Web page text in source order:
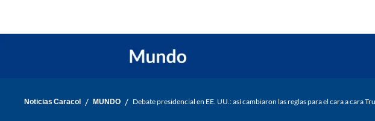
Noticias Caracol / MUNDO / Debate presidencial en EE. UU.: así cambiaron las reglas para el cara a cara